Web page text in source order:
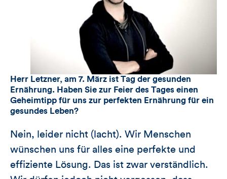
Herr Letzner, am 7. März ist Tag der gesunden
Ernährung. Haben Sie zur Feier des Tages einen
Geheimtipp für uns zur perfekten Ernährung für ein
gesundes Leben?
Nein, leider nicht (lacht). Wir Menschen
wünschen uns für alles eine perfekte und
effiziente Lösung. Das ist zwar verständlich.